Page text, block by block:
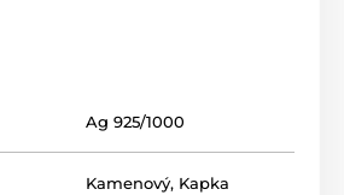
Ag 925/1000
Kamenový, Kapka